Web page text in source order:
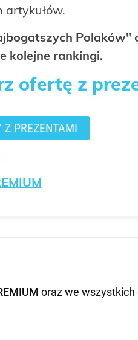
artykułów.
kolejne rankingi.
ofertę z
Z PREZENTAMI
oraz we wszystkich